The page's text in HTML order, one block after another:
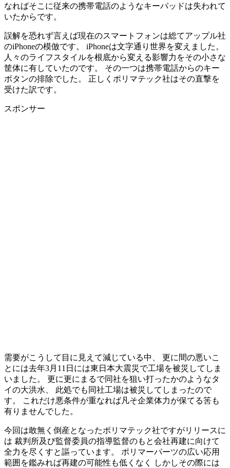
なればそこに従来の携帯電話のようなキーパッドは失われて
いたからです。
誤解を恐れず言えば現在のスマートフォンは総てアップル社
のiPhoneの模倣です。 iPhoneは文字通り世界を変えました。
人々のライフスタイルを根底から変える影響力をその小さな
筐体に有していたのです。 その一つは携帯電話からのキー
ボタンの排除でした。 正しくポリマテック社はその直撃を
受けた訳です。
スポンサー
需要がこうして目に見えて減じている中、 更に間の悪いこ
とには去年3月11日には東日本大震災で工場を被災してしま
いました。 更に更にまるで同社を狙い打ったかのようなタ
イの大洪水、 此処でも同社工場は被災してしまったので
す。 これだけ悪条件が重なれば凡そ企業体力が保てる筈も
有りませんでした。
今回は敢無く倒産となったポリマテック社ですがリリースに
は 裁判所及び監督委員の指導監督のもと会社再建に向けて
全力を尽くすと謳っています。 ポリマーパーツの広い応用
範囲を鑑みれば再建の可能性も低くなく しかしその際には